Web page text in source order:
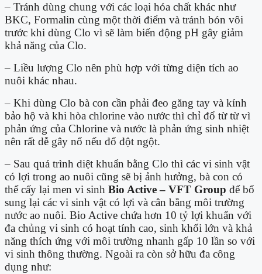
– Tránh dùng chung với các loại hóa chất khác như
BKC, Formalin cùng một thời điểm và tránh bón vôi
trước khi dùng Clo vì sẽ làm biến động pH gây giảm
khả năng của Clo.
– Liều lượng Clo nên phù hợp với từng diện tích ao
nuôi khác nhau.
– Khi dùng Clo bà con cần phải đeo găng tay và kính
bảo hộ và khi hòa chlorine vào nước thì chỉ đổ từ từ vì
phản ứng của Chlorine và nước là phản ứng sinh nhiệt
nên rất dễ gây nổ nếu đổ đột ngột.
– Sau quá trình diệt khuẩn bằng Clo thì các vi sinh vật
có lợi trong ao nuôi cũng sẽ bị ảnh hưởng, bà con có
thể cấy lại men vi sinh Bio Active – VFT Group để bổ
sung lại các vi sinh vật có lợi và cân bằng môi trường
nước ao nuôi. Bio Active chứa hơn 10 tỷ lợi khuẩn với
đa chủng vi sinh có hoạt tính cao, sinh khối lớn và khả
năng thích ứng với môi trường nhanh gấp 10 lần so với
vi sinh thông thường. Ngoài ra còn sở hữu đa công
dụng như: